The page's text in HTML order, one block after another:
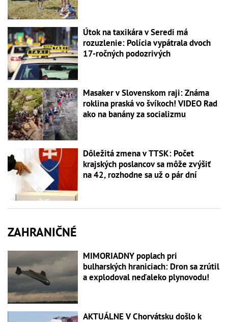
Útok na taxikára v Seredi má
rozuzlenie: Polícia vypátrala dvoch
17-ročných podozrivých
Masaker v Slovenskom raji: Známa
roklina praská vo švíkoch! VIDEO Rad
ako na banány za socializmu
Dôležitá zmena v TTSK: Počet
krajských poslancov sa môže zvýšiť
na 42, rozhodne sa už o pár dní
ZAHRANIČNÉ
MIMORIADNY poplach pri
bulharských hraniciach: Dron sa zrútil
a explodoval neďaleko plynovodu!
AKTUÁLNE V Chorvátsku došlo k